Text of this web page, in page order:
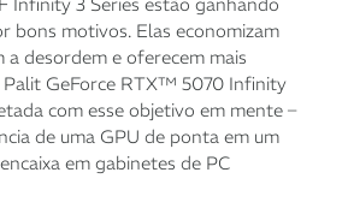
R$5.456,16
R$ 5.472,45
Infinity 3 Series estão ganhando
bons motivos. Elas economizam
a desordem e oferecem mais
Palit GeForce RTX™ 5070 Infinity
com esse objetivo em mente –
de uma GPU de ponta em um
em gabinetes de PC